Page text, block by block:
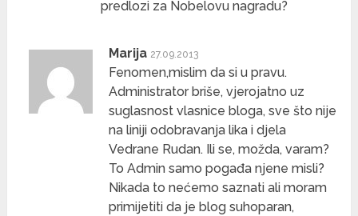
predlozi za Nobelovu nagradu?
Marija 27.09.2013
Fenomen,mislim da si u pravu.
Administrator briše, vjerojatno uz
suglasnost vlasnice bloga, sve što nije
na liniji odobravanja lika i djela
Vedrane Rudan. Ili se, možda, varam?
To Admin samo pogađa njene misli?
Nikada to nećemo saznati ali moram
primijetiti da je blog suhoparan,